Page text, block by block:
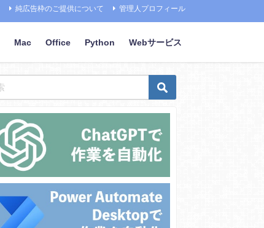
純広告枠のご提供について 管理人プロフィール
Mac Office Python Webサービス